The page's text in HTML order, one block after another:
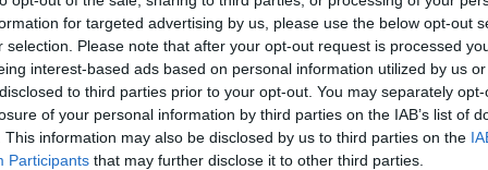
for targeted advertising by us, please use the below opt-out
selection. Please note that after your opt-out request is processed
interest-based ads based on personal information utilized by us
to third parties prior to your opt-out. You may separately
of your personal information by third parties on the IAB’s list of
This information may also be disclosed by us to third parties on the
Participants that may further disclose it to other third parties.
», la Franche-Comté bénéficie d’une nature
montagne et de grands espaces naturels. Cet
en font une destination idéale pour les
car.